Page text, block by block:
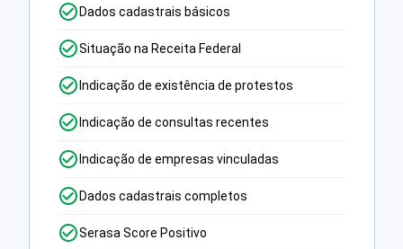
Dados cadastrais básicos
Situação na Receita Federal
Indicação de existência de protestos
Indicação de consultas recentes
Indicação de empresas vinculadas
Dados cadastrais completos
Serasa Score Positivo